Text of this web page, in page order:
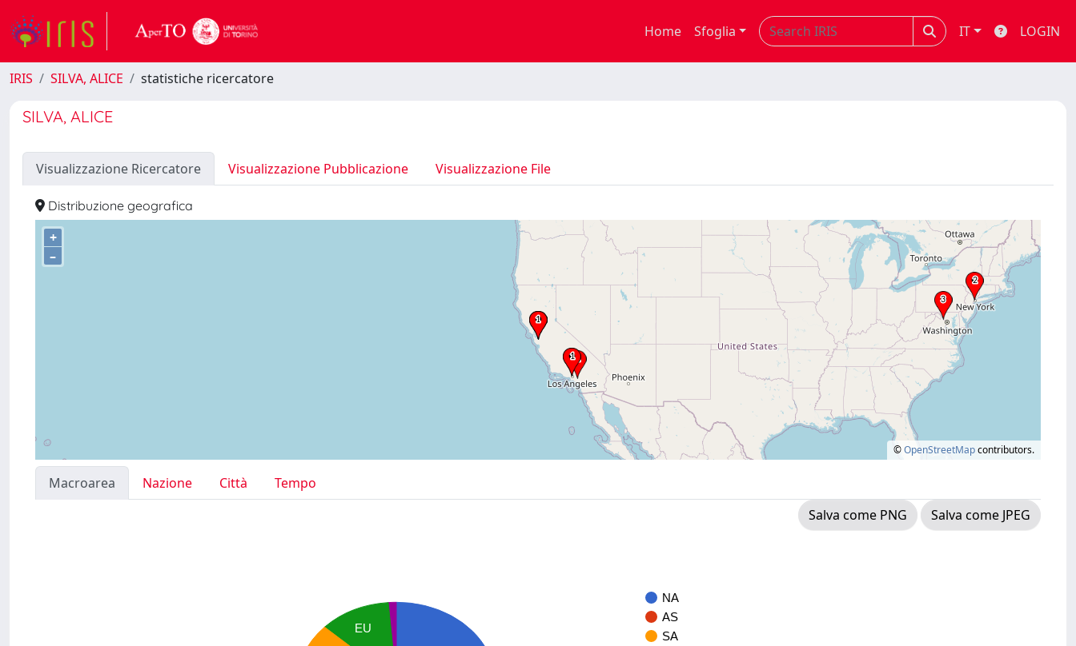
Home Sfoglia IT LOGIN
IRIS SILVA, ALICE statistiche ricercatore
SILVA, ALICE
Visualizzazione Ricercatore Visualizzazione Pubblicazione Visualizzazione File
Distribuzione geografica
+
–
©OpenStreetMapcontributors.
Macroarea Nazione Città
Tempo
Salva come PNG
Salva come JPEG
NA
AS
SA
EU